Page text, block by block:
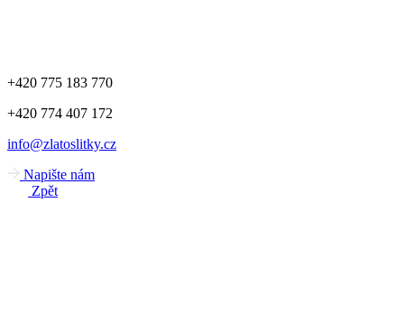
+420 775 183 770
+420 774 407 172
info@zlatoslitky.cz
Napište nám
Zpět